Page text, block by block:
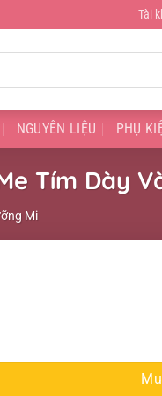
Tài
NGUYÊN LIỆU PHỤ
Tím Dày
Mi
Trang Mascara Kiss Me